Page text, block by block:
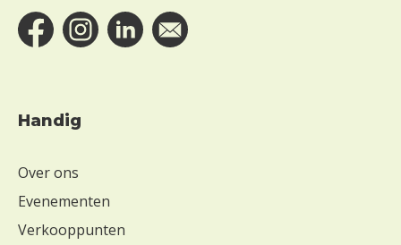
Handig
Over ons
Evenementen
Verkooppunten